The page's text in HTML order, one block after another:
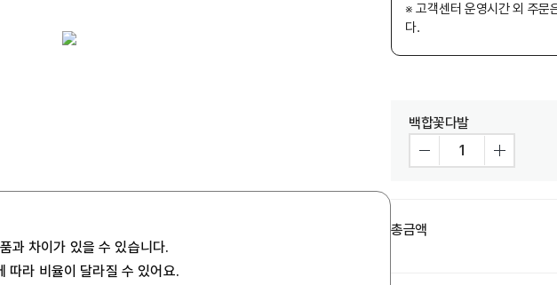
과 차이가 있을 수 있습니다.
따라 비율이 달라질 수 있어요.
※ 고객센터 운영시간 외 주문
다.
백합꽃다발
총금액